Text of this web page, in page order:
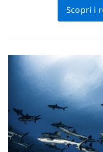
Scopri i